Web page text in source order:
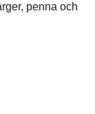
penna och